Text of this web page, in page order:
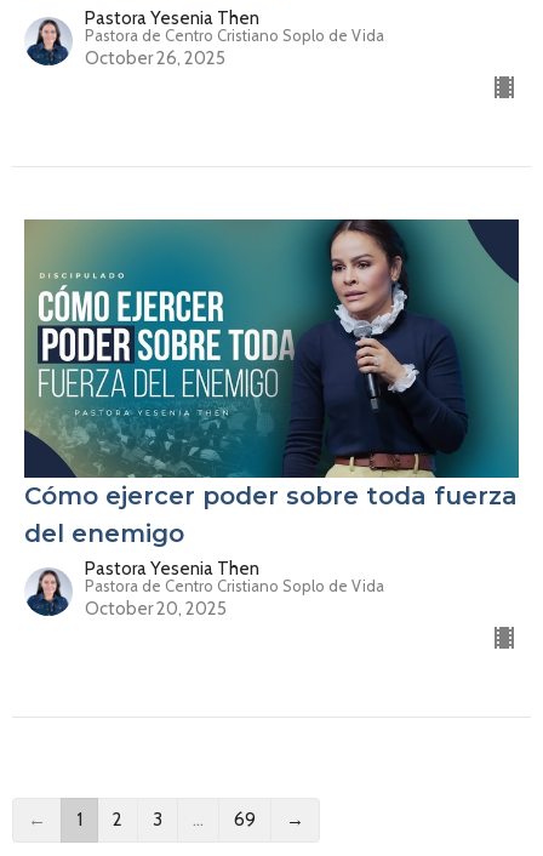
Pastora Yesenia Then
Pastora de Centro Cristiano Soplo de Vida
October 26, 2025
Cómo ejercer poder sobre toda fuerza
del enemigo
Pastora Yesenia Then
Pastora de Centro Cristiano Soplo de Vida
October 20, 2025
← 1 2 3 … 69 →